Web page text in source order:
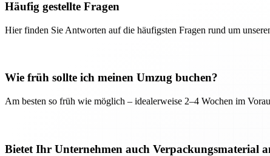
Häufig gestellte Fragen
Hier finden Sie Antworten auf die häufigsten Fragen rund um
Wie früh sollte ich meinen Umzug buchen?
Am besten so früh wie möglich – idealerweise 2–4 Wochen im
Bietet Ihr Unternehmen auch Verpackungsmaterial